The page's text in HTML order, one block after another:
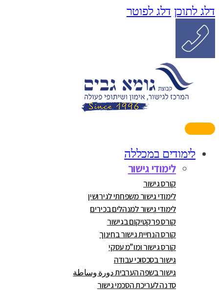
דלג לתוכן דלג לפוטר
לימודים במכללה
לימודי גישור
קורס גישור
לימודי גישור משפחתי לגירושין
לימודי גישור למנהלים בכירים
קורס פרקטיקום בגישור
קורס הנחיית גישור בחינוך
קורס גישור ומו”מ עסקי
גישור בסכסוכי עבודה
גישור בשפה הערבית دورة وساطة
סדנה לעריכת הסכמי גישור